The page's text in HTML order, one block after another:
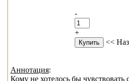
-
+
<<
Аннотация:
Кому не хотелось бы